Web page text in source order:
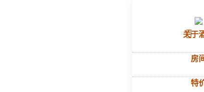
关于
房
特
联
滨